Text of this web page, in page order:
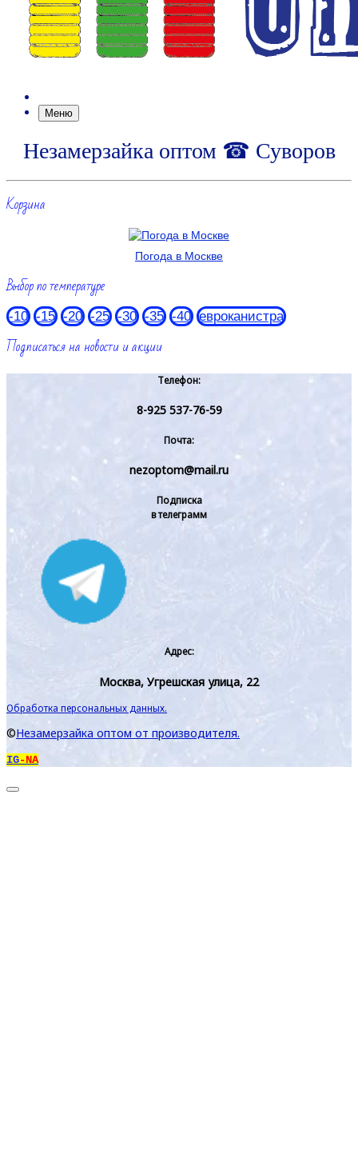
Меню
Незамерзайка оптом ☎ Суворов
Корзина
Погода в Москве
Выбор по температуре
-10 -15 -20 -25 -30 -35 -40 евроканистра
Подписаться на новости и акции
Телефон:
8-925 537-76-59
Почта:
nezoptom@mail.ru
Подписка
в телеграмм
Адрес:
Москва, Угрешская улица, 22
Обработка персональных данных.
©Незамерзайка оптом от производителя.
IG-NA